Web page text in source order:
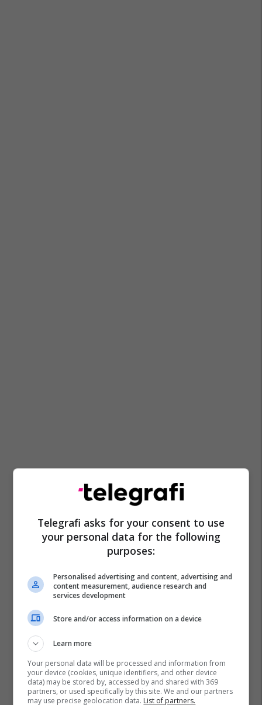
Telegrafi asks for your consent to use
your personal data for the following
purposes:
Personalised advertising and content, advertising and
content measurement, audience research and
services development
Store and/or access information on a device
Learn more
Your personal data will be processed and information from
your device (cookies, unique identifiers, and other device
data) may be stored by, accessed by and shared with 369
partners, or used specifically by this site. We and our partners
may use precise geolocation data. List of partners.